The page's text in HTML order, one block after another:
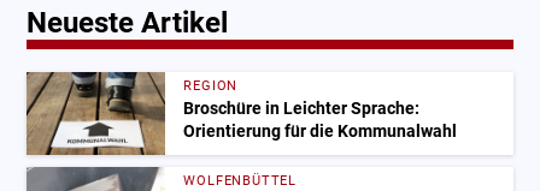
Neueste Artikel
REGION
Broschüre in Leichter Sprache:
Orientierung für die Kommunalwahl
WOLFENBÜTTEL